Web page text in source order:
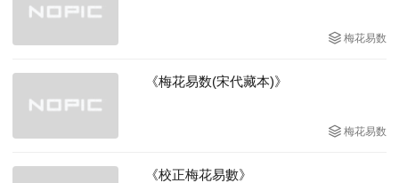
梅花易数
《梅花易数(宋代藏本)》
梅花易数
《校正梅花易數》